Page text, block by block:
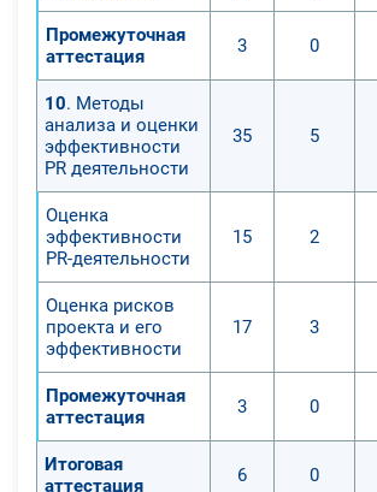
Промежуточная
аттестация
3 0
10. Методы
анализа и оценки
эффективности
PR деятельности
35 5
Оценка
эффективности
PR-деятельности
15 2
Оценка рисков
проекта и его
эффективности
17 3
Промежуточная
аттестация
3 0
Итоговая
аттестация
6 0